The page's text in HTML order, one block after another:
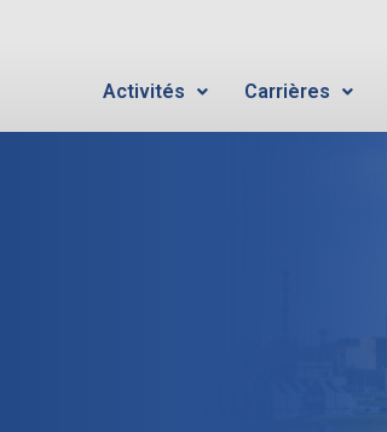
Activités Carrières